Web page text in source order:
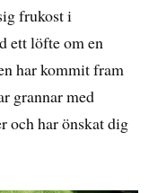
frukost i
ett löfte om en
har kommit fram
grannar med
och har önskat dig